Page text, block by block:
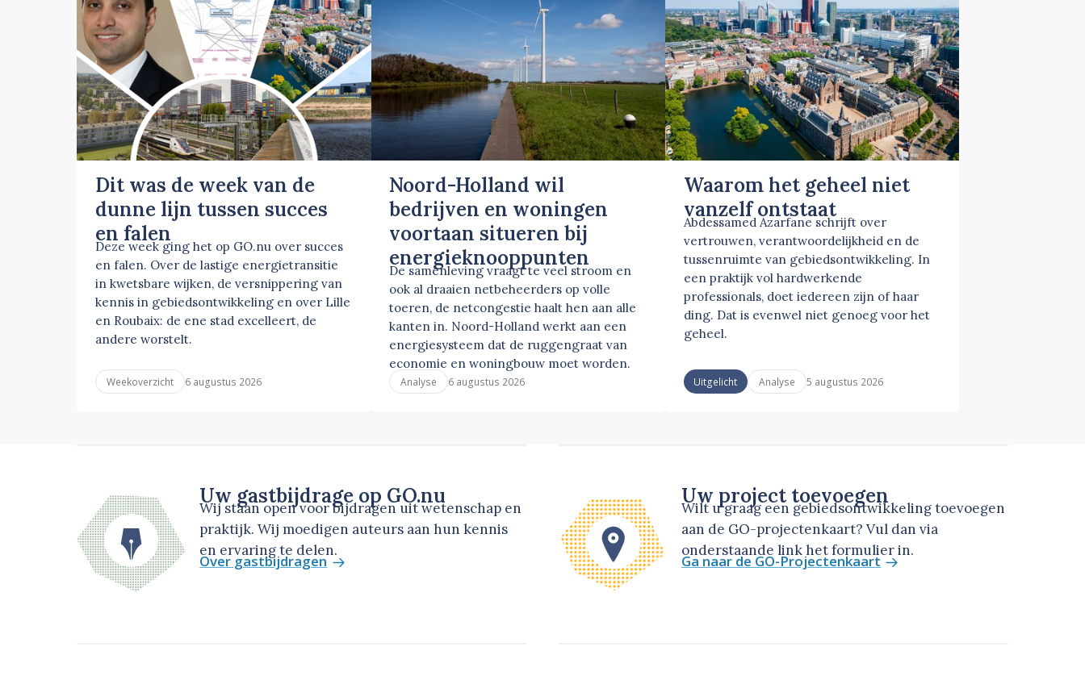
Dit was de week van de
dunne lijn tussen succes
en falen
Deze week ging het op GO.nu over succes
en falen. Over de lastige energietransitie
in kwetsbare wijken, de versnippering van
kennis in gebiedsontwikkeling en over Lille
en Roubaix: de ene stad excelleert, de
andere worstelt.
Weekoverzicht 6 augustus 2026
Noord-Holland wil
bedrijven en woningen
voortaan situeren bij
energieknooppunten
De samenleving vraagt te veel stroom en
ook al draaien netbeheerders op volle
toeren, de netcongestie haalt hen aan alle
kanten in. Noord-Holland werkt aan een
energiesysteem dat de ruggengraat van
economie en woningbouw moet worden.
Analyse 6 augustus 2026
Waarom het geheel niet
vanzelf ontstaat
Abdessamed Azarfane schrijft over
vertrouwen, verantwoordelijkheid en de
tussenruimte van gebiedsontwikkeling. In
een praktijk vol hardwerkende
professionals, doet iedereen zijn of haar
ding. Dat is evenwel niet genoeg voor het
geheel.
Uitgelicht Analyse 5 augustus 2026
Uw gastbijdrage op GO.nu
Wij staan open voor bijdragen uit wetenschap en
praktijk. Wij moedigen auteurs aan hun kennis
en ervaring te delen.
Over gastbijdragen
Uw project toevoegen
Wilt u graag een gebiedsontwikkeling toevoegen
aan de GO-projectenkaart? Vul dan via
onderstaande link het formulier in.
Ga naar de GO-Projectenkaart